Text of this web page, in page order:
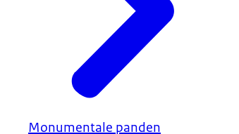
Monumentale panden